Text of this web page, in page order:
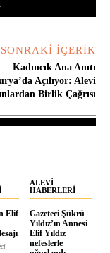
SONRAKI İÇERIK
Kadıncık Ana Anıtı
Açılıyor: Alevi
Birlik Çağrısı
Elif
ALEVI
HABERLERI
Gazeteci Şükrü
Yıldız’ın Annesi
Elif Yıldız
nefeslerle